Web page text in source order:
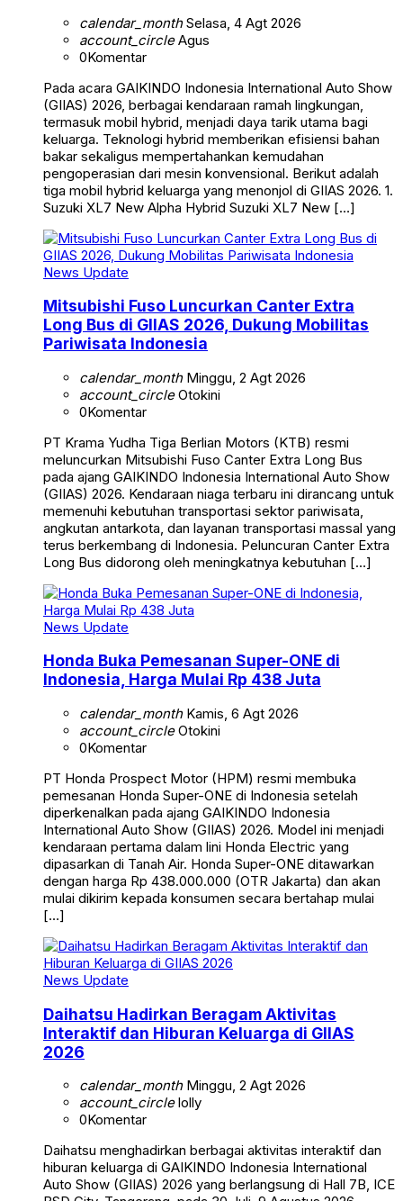
calendar_monthSelasa, 4 Agt 2026
account_circleAgus
0Komentar
Pada acara GAIKINDO Indonesia International Auto Show
(GIIAS) 2026, berbagai kendaraan ramah lingkungan,
termasuk mobil hybrid, menjadi daya tarik utama bagi
keluarga. Teknologi hybrid memberikan efisiensi bahan
bakar sekaligus mempertahankan kemudahan
pengoperasian dari mesin konvensional. Berikut adalah
tiga mobil hybrid keluarga yang menonjol di GIIAS 2026. 1.
Suzuki XL7 New Alpha Hybrid Suzuki XL7 New […]
News Update
Mitsubishi Fuso Luncurkan Canter Extra
Long Bus di GIIAS 2026, Dukung Mobilitas
Pariwisata Indonesia
calendar_monthMinggu, 2 Agt 2026
account_circleOtokini
0Komentar
PT Krama Yudha Tiga Berlian Motors (KTB) resmi
meluncurkan Mitsubishi Fuso Canter Extra Long Bus
pada ajang GAIKINDO Indonesia International Auto Show
(GIIAS) 2026. Kendaraan niaga terbaru ini dirancang untuk
memenuhi kebutuhan transportasi sektor pariwisata,
angkutan antarkota, dan layanan transportasi massal yang
terus berkembang di Indonesia. Peluncuran Canter Extra
Long Bus didorong oleh meningkatnya kebutuhan […]
News Update
Honda Buka Pemesanan Super-ONE di
Indonesia, Harga Mulai Rp 438 Juta
calendar_monthKamis, 6 Agt 2026
account_circleOtokini
0Komentar
PT Honda Prospect Motor (HPM) resmi membuka
pemesanan Honda Super-ONE di Indonesia setelah
diperkenalkan pada ajang GAIKINDO Indonesia
International Auto Show (GIIAS) 2026. Model ini menjadi
kendaraan pertama dalam lini Honda Electric yang
dipasarkan di Tanah Air. Honda Super-ONE ditawarkan
dengan harga Rp 438.000.000 (OTR Jakarta) dan akan
mulai dikirim kepada konsumen secara bertahap mulai
[…]
News Update
Daihatsu Hadirkan Beragam Aktivitas
Interaktif dan Hiburan Keluarga di GIIAS
2026
calendar_monthMinggu, 2 Agt 2026
account_circlelolly
0Komentar
Daihatsu menghadirkan berbagai aktivitas interaktif dan
hiburan keluarga di GAIKINDO Indonesia International
Auto Show (GIIAS) 2026 yang berlangsung di Hall 7B, ICE